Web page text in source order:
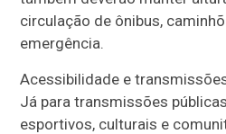
circulação de ônibus,
emergência.
Acessibilidade e
Já para transmissões
esportivos, culturais e